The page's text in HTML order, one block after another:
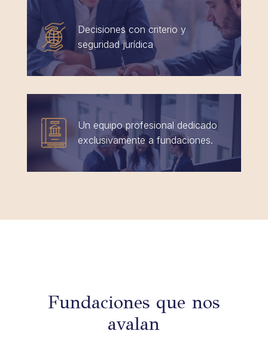
Decisiones con criterio y
seguridad jurídica
Un equipo profesional dedicado
exclusivamente a fundaciones.
Fundaciones que nos
avalan